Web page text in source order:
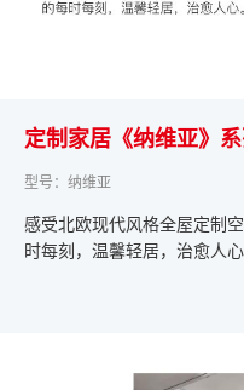
定制家居《纳维亚》系
型号：纳维亚
感受北欧现代风格全屋定制
时每刻，温馨轻居，治愈人心